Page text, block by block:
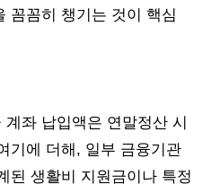
꼼꼼히 챙기는 것이 핵심
좌 납입액은 연말정산 시
기에 더해, 일부 금융기관
된 생활비 지원금이나 특정